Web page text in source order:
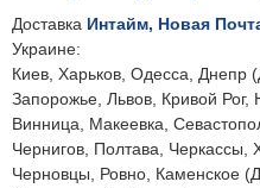
Доставка Интайм, Новая
Украине:
Киев, Харьков, Одесса, Днепр
Запорожье, Львов, Кривой Рог,
Винница, Макеевка,
Чернигов, Полтава,
Черновцы, Ровно, Каменское